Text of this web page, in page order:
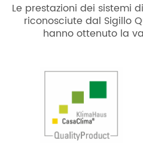
Le prestazioni dei sistemi
riconosciute dal Sigillo
hanno ottenuto la